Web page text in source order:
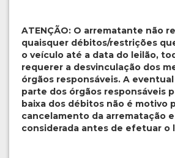
ATENÇÃO: O arrematante não
quaisquer débitos/restrições
o veículo até a data do leilão,
requerer a desvinculação dos
órgãos responsáveis. A
parte dos órgãos responsáveis
baixa dos débitos não é motivo
cancelamento da arrematação
considerada antes de efetuar o